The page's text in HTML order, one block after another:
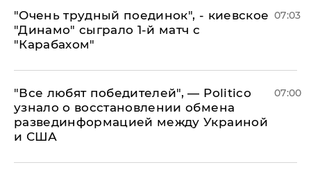
"Очень трудный поединок", - киевское
"Динамо" сыграло 1-й матч с
"Карабахом"
07:03
​"Все любят победителей", — Politico
узнало о восстановлении обмена
развединформацией между Украиной
и США
07:00